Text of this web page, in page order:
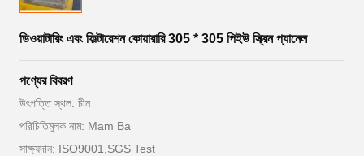
ডিওয়াটারিং এবং ফিল্টারেশন কোয়ারারি 305 * 305 পিইউ স্ক্রিন প্যানেল
পণ্যের বিবরণ
উৎপত্তি স্থল: চীন
পরিচিতিমুলক নাম: Mam Ba
সাক্ষ্যদান: ISO9001,SGS Test